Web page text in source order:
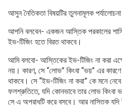
আসুন নৈতিকতা বিষয়টির তুলনামূলক
আপনি বলবেন- একজন আস্তিক পরকালের
ইভ-টিজিং হতে বিরত থাকবে।
আমি বলবো- আস্তিকের ইভ-টিজিং না করা
নয়। কারণ, সে “লোভ” কিংবা “ভয়” এর
থাকবে। সে “ইভ-টিজিং না করা” কে মনে
ফলশ্রুতিতে, যদি কোনভাবে তার লোভ কিংবা
সে এ অপরাধটি করে বসবে। আর নাস্তিক যদি